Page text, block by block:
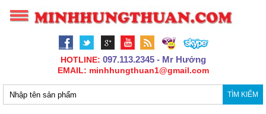
HOTLINE: 097.113.2345 - Mr Hưởng
EMAIL: minhhungthuan1@gmail.com
TÌM KIẾM